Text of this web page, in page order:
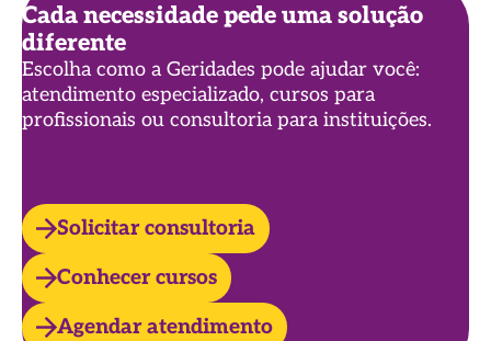
Cada necessidade pede uma solução
diferente
Escolha como a Geridades pode ajudar você:
atendimento especializado, cursos para
profissionais ou consultoria para instituições.
Solicitar consultoria
Conhecer cursos
Agendar atendimento